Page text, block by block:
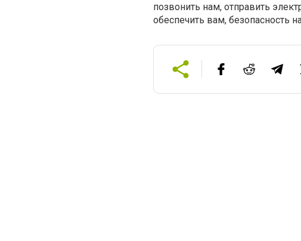
позвонить нам, отправить
обеспечить вам, безопасность